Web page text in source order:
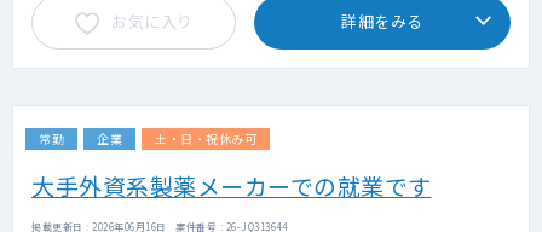
feasible, and meet relevant quality
standards.
Applies technical expertise appropriate for
trials, PFO development, observational/
within a therapeutic area.
Ensure sustainable delivery of planned
い熱意を持っている方、臨床開発/非臨床研究
などの業務経験が無くてもチャレンジ意欲の
ある方をお待ちしております。
MSLとして、オンコロジー（がん）領域を担
メディカルダイレクター（MD）やEvidence
お気に入り 詳細をみる
常勤 企業 土・日・祝休み可
大手外資系製薬メーカーでの就業です
掲載更新日 : 2026年06月16日 案件番号 : 26-JQ313644